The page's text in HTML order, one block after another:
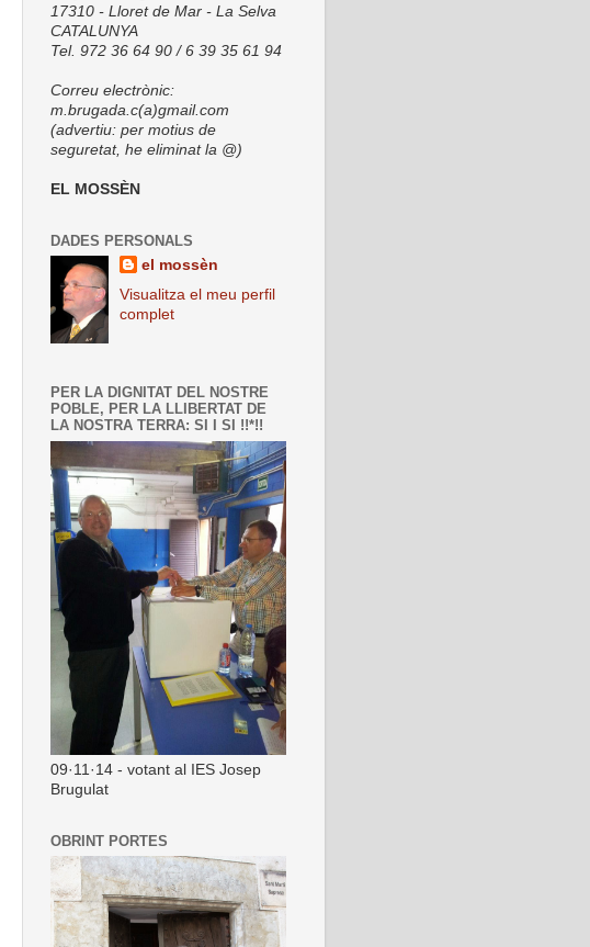
17310 - Lloret de Mar - La Selva
CATALUNYA
Tel. 972 36 64 90 / 6 39 35 61 94
Correu electrònic:
m.brugada.c(a)gmail.com
(advertiu: per motius de
seguretat, he eliminat la @)
EL MOSSÈN
DADES PERSONALS
el mossèn
Visualitza el meu perfil
complet
PER LA DIGNITAT DEL NOSTRE
POBLE, PER LA LLIBERTAT DE
LA NOSTRA TERRA: SI I SI !!*!!
09·11·14 - votant al IES Josep
Brugulat
OBRINT PORTES